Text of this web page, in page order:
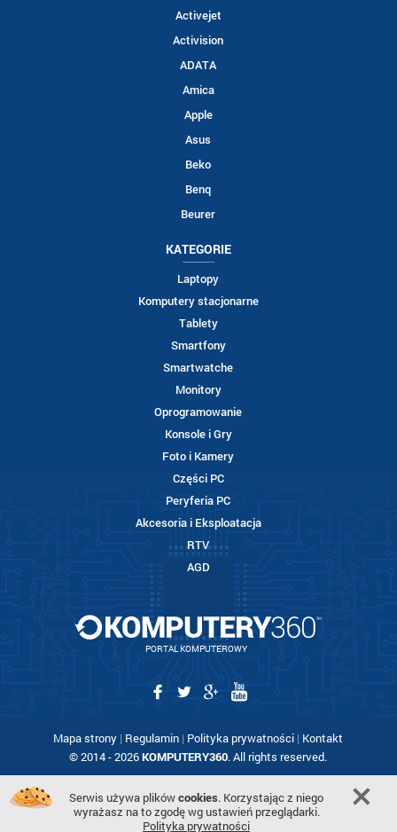
Activejet
Activision
ADATA
Amica
Apple
Asus
Beko
Benq
Beurer
KATEGORIE
Laptopy
Komputery stacjonarne
Tablety
Smartfony
Smartwatche
Monitory
Oprogramowanie
Konsole i Gry
Foto i Kamery
Części PC
Peryferia PC
Akcesoria i Eksploatacja
RTV
AGD
PORTAL KOMPUTEROWY
Mapa strony | Regulamin | Polityka prywatności | Kontakt
© 2014 - 2026KOMPUTERY360. All rights reserved.
Serwis używa plikówcookies. Korzystając z niego
wyrażasz na to zgodę wg ustawień przeglądarki.
Polityka prywatności